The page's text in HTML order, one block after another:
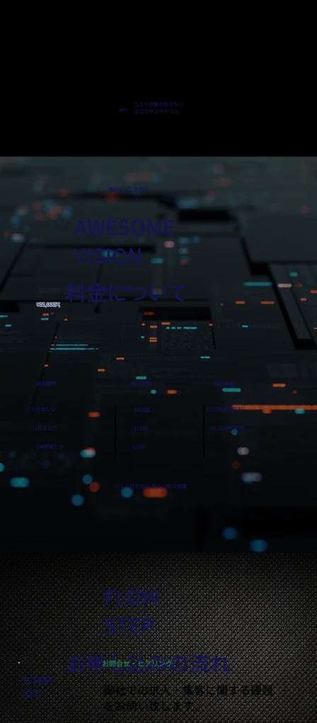
コスト効率の向上かつ
エコでサステナブル
#03
無料お試し実施中
AWESOME
VISION
料金について
＼ １再生数あたり15.9円 ／
¥55,000円
掲出期間 掲出回数 掲出料金
1ヶ月あたり ¥55,000円(税込)
1日あたり
3456回
115回
1時間あたり 4.8回
¥1,667円(税別)
※１ヶ月を30日,最大50枠で換算
FLOW
STEP
お申し込みの流れ
STEP
01
お問合せ・ヒアリング
御社での求人・集客に関する課題
をお伺い致します。